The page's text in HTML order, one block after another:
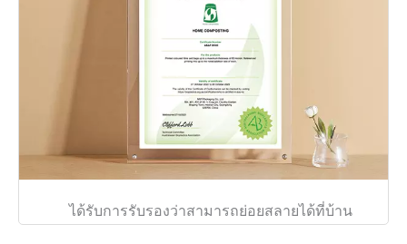
ได้รับการรับรองว่าสามารถย่อยสลายได้ที่บ้าน